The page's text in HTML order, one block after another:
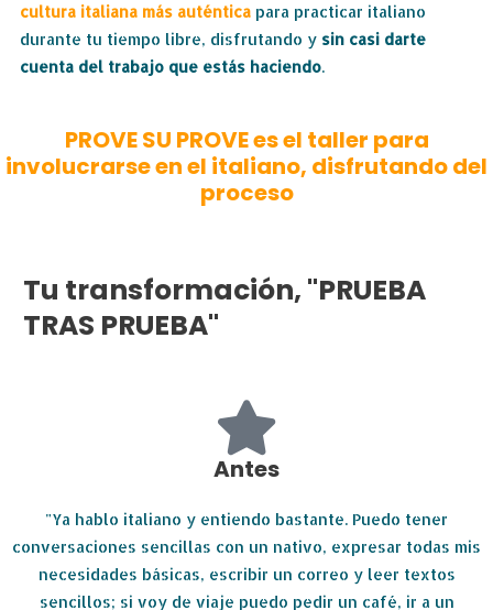
cultura italiana más auténtica para practicar italiano
durante tu tiempo libre, disfrutando y sin casi darte
cuenta del trabajo que estás haciendo.
PROVE SU PROVE es el taller para
involucrarse en el italiano, disfrutando del
proceso
Tu transformación, "PRUEBA
TRAS PRUEBA"
Antes
"Ya hablo italiano y entiendo bastante. Puedo tener
conversaciones sencillas con un nativo, expresar todas mis
necesidades básicas, escribir un correo y leer textos
sencillos; si voy de viaje puedo pedir un café, ir a un